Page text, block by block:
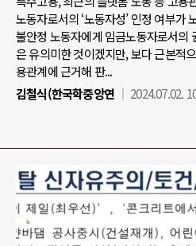
노동자로서의 ‘노동자성’ 인정 여부가
불안정 노동자에게 임금노동자로서의
은 유의미한 것이겠지만, 보다 근본적
용관계에 근거해 판...
김철식(한국학중앙연
2024.07.02.